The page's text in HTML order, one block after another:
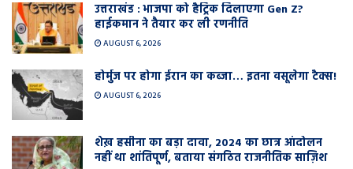
उत्तराखंड : भाजपा को हैट्रिक दिलाएगा Gen Z?
हाईकमान ने तैयार कर ली रणनीति
AUGUST 6, 2026
होर्मुज पर होगा ईरान का कब्जा… इतना वसूलेगा टैक्स!
AUGUST 6, 2026
शेख़ हसीना का बड़ा दावा, 2024 का छात्र आंदोलन
नहीं था शांतिपूर्ण, बताया संगठित राजनीतिक साज़िश